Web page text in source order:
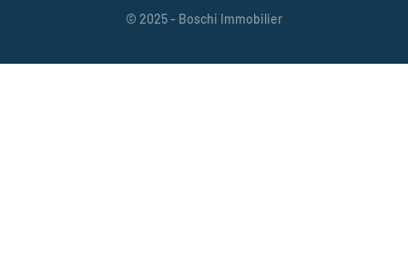
© 2025 - Boschi Immobilier